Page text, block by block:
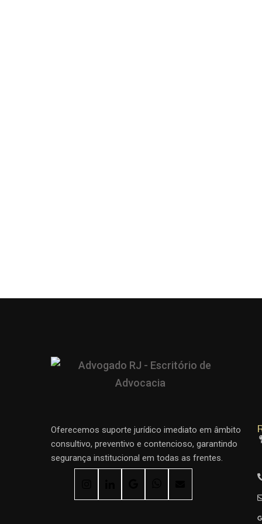
Oferecemos suporte jurídico imediato em âmbito
consultivo, preventivo e contencioso, garantindo
segurança institucional em todas as frentes.